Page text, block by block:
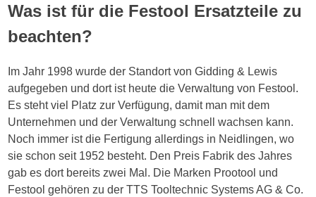
Was ist für die Festool Ersatzteile zu
beachten?
Im Jahr 1998 wurde der Standort von Gidding & Lewis
aufgegeben und dort ist heute die Verwaltung von Festool.
Es steht viel Platz zur Verfügung, damit man mit dem
Unternehmen und der Verwaltung schnell wachsen kann.
Noch immer ist die Fertigung allerdings in Neidlingen, wo
sie schon seit 1952 besteht. Den Preis Fabrik des Jahres
gab es dort bereits zwei Mal. Die Marken Prootool und
Festool gehören zu der TTS Tooltechnic Systems AG & Co.